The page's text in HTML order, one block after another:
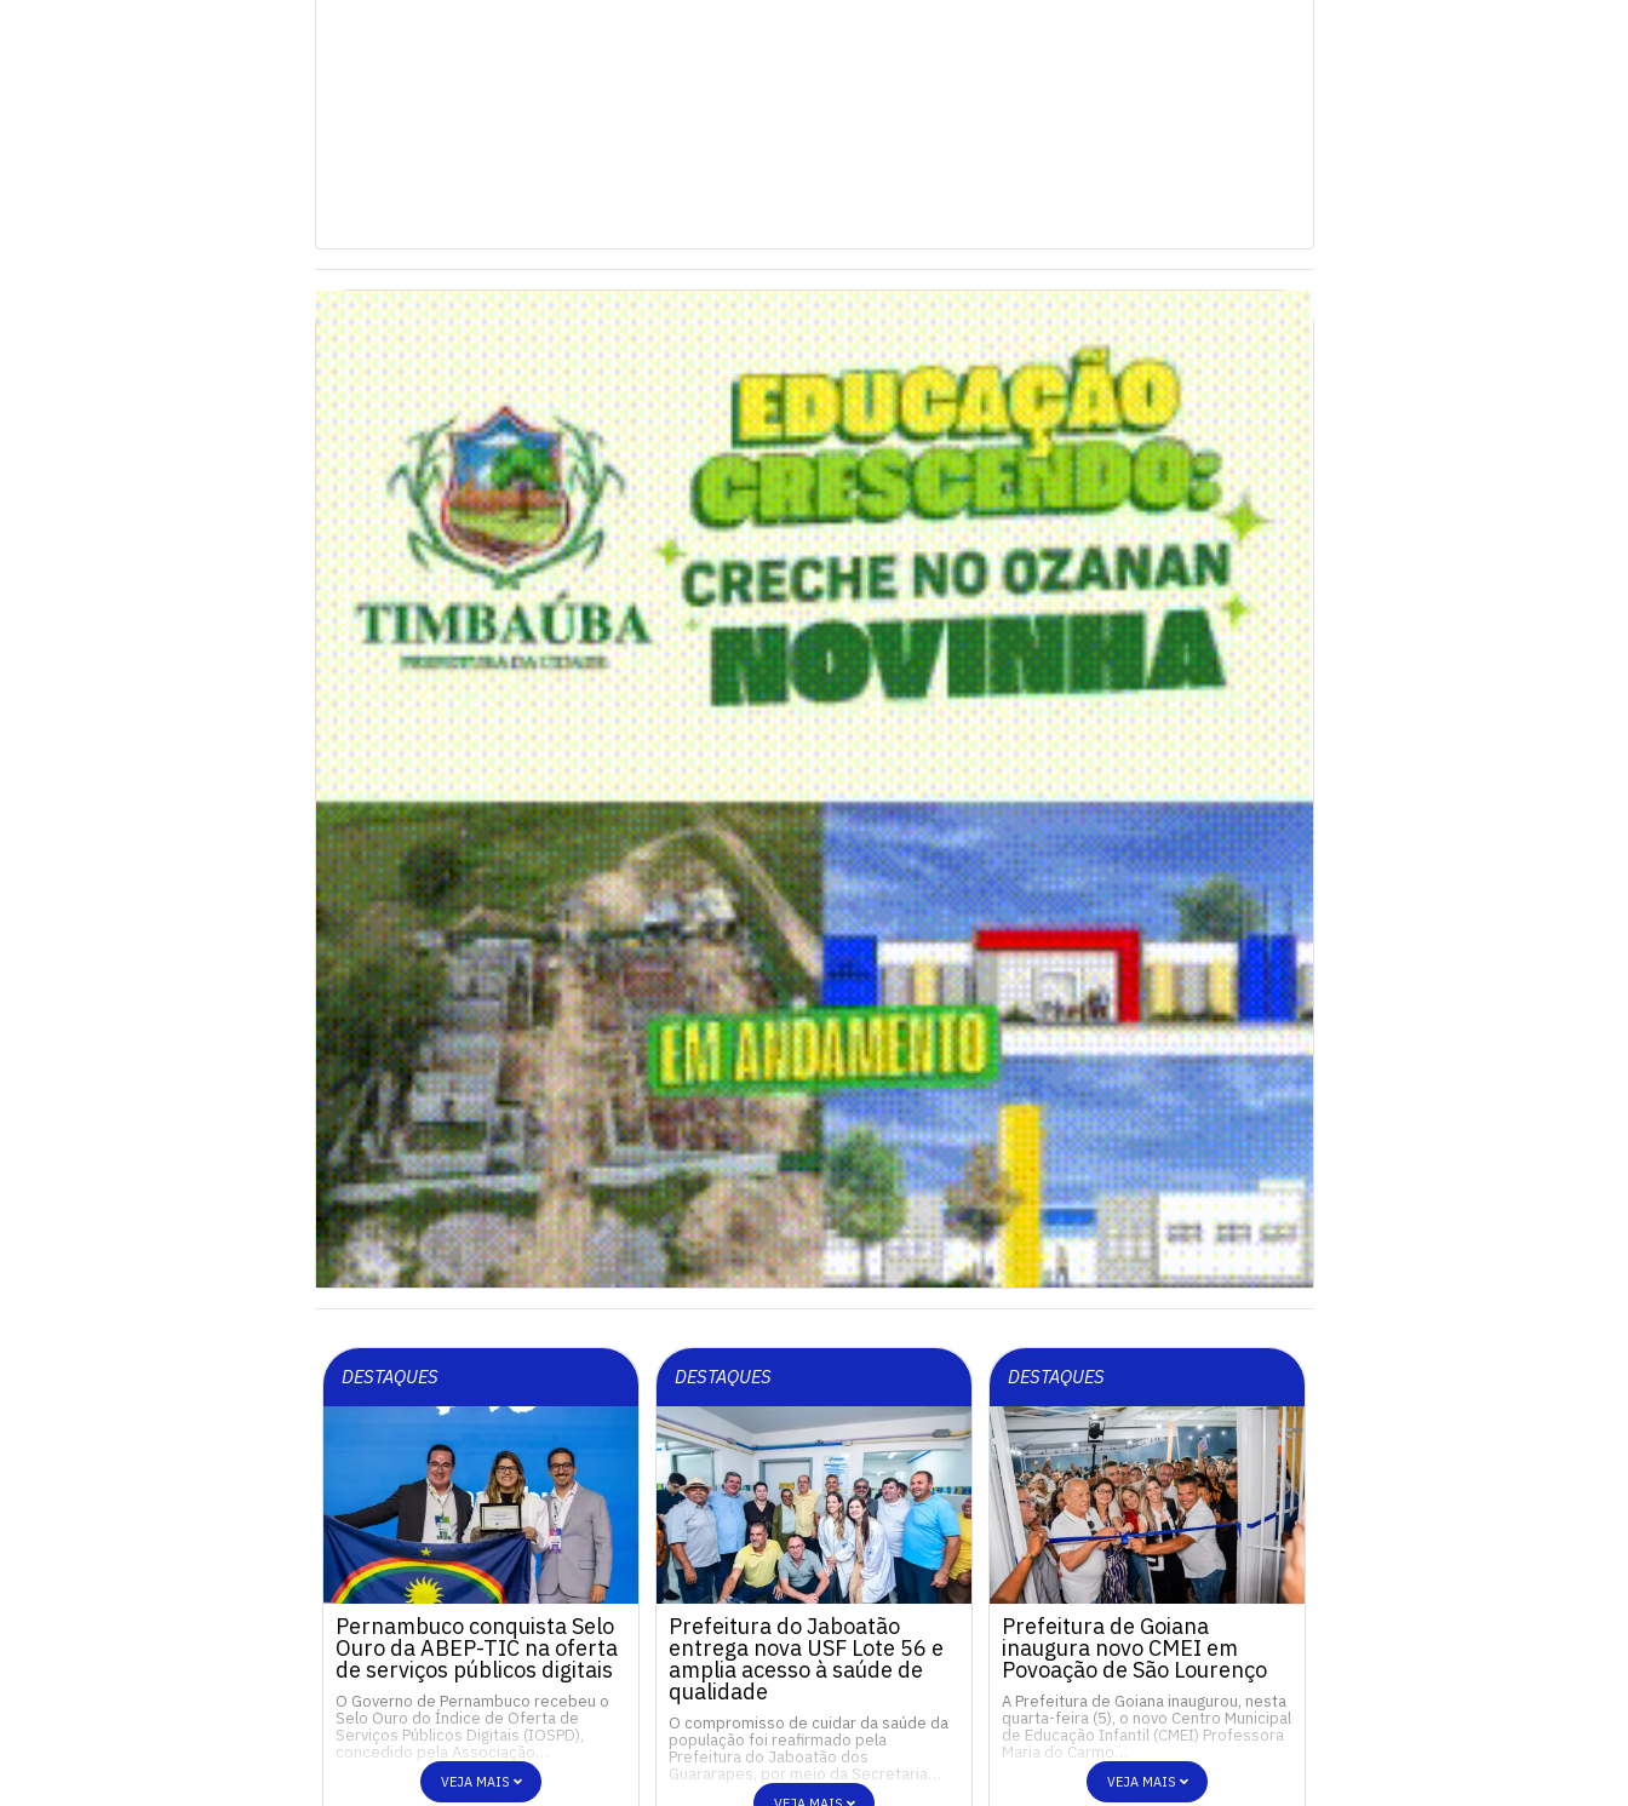
DESTAQUES
Pernambuco conquista Selo
Ouro da ABEP-TIC na oferta
de serviços públicos digitais
O Governo de Pernambuco recebeu o
Selo Ouro do Índice de Oferta de
Serviços Públicos Digitais (IOSPD),
concedido pela Associação…
VEJA MAIS
DESTAQUES
Prefeitura do Jaboatão
entrega nova USF Lote 56 e
amplia acesso à saúde de
qualidade
O compromisso de cuidar da saúde da
população foi reafirmado pela
Prefeitura do Jaboatão dos
Guararapes, por meio da Secretaria…
DESTAQUES
Prefeitura de Goiana
inaugura novo CMEI em
Povoação de São Lourenço
A Prefeitura de Goiana inaugurou, nesta
quarta-feira (5), o novo Centro Municipal
de Educação Infantil (CMEI) Professora
Maria do Carmo…
VEJA MAIS